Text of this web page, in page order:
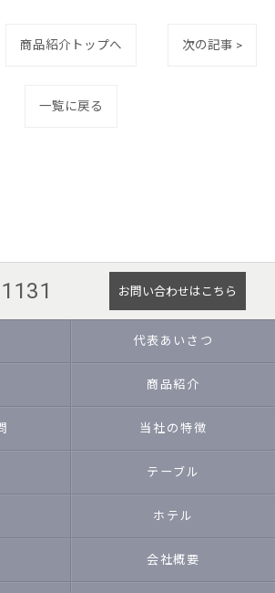
商品紹介トップへ 次の記事 >
一覧に戻る
お問い合わせはこちら
代表あいさつ
商品紹介
当社の特徴
テーブル
ホテル
会社概要